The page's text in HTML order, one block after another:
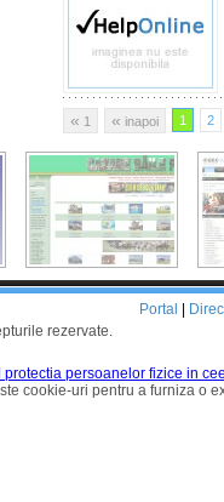
« 1 « inapoi 1 2
rezervate.
Portal
persoanelor fizice in
cookie-uri pentru a furniza o